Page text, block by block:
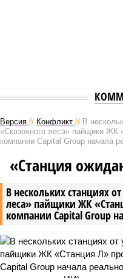
Версия // Конфликт // В
«Сказочного леса» пайщики ЖК
компании Capital Group начала
В нескольких станциях
леса» пайщики ЖК
компании Capital Group
«Станция